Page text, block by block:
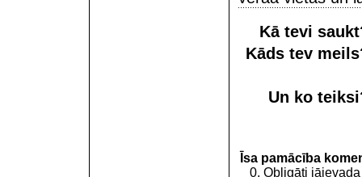
Kā tevi
Kāds tev
Un ko
Īsa pamācība
0. Obligāti jāievada